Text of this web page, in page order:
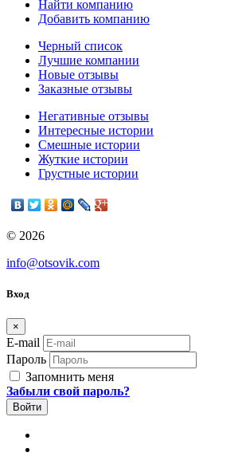
Найти компанию
Добавить компанию
Черный список
Лучшие компании
Новые отзывы
Заказные отзывы
Негативные отзывы
Интересные истории
Смешные истории
Жуткие истории
Грустные истории
© 2026
info@otsovik.com
Вход
×
E-mail
Пароль
Запомнить меня
Забыли свой пароль?